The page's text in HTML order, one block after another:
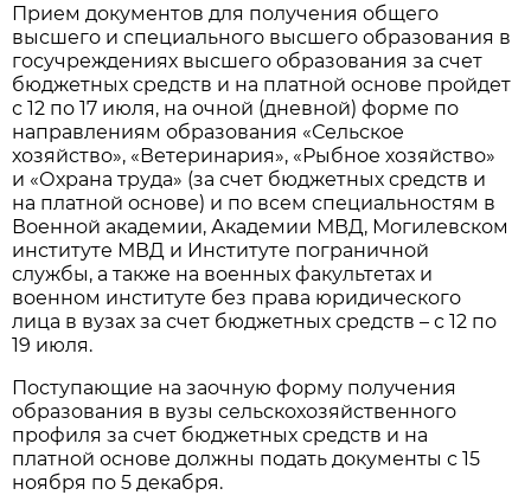
Прием документов для получения общего
высшего и специального высшего образования в
госучреждениях высшего образования за счет
бюджетных средств и на платной основе пройдет
с 12 по 17 июля, на очной (дневной) форме по
направлениям образования «Сельское
хозяйство», «Ветеринария», «Рыбное хозяйство»
и «Охрана труда» (за счет бюджетных средств и
на платной основе) и по всем специальностям в
Военной академии, Академии МВД, Могилевском
институте МВД и Институте пограничной
службы, а также на военных факультетах и
военном институте без права юридического
лица в вузах за счет бюджетных средств – с 12 по
19 июля.
Поступающие на заочную форму получения
образования в вузы сельскохозяйственного
профиля за счет бюджетных средств и на
платной основе должны подать документы с 15
ноября по 5 декабря.